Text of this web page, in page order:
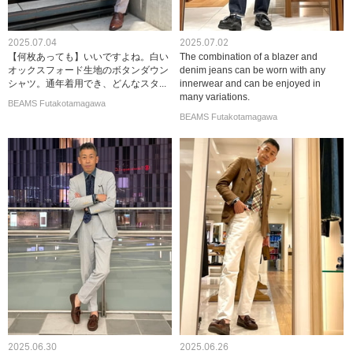
2025.07.04
【何枚あっても】いいですよね。白い
オックスフォード生地のボタンダウン
シャツ。通年着用でき、どんなスタ...
BEAMS Futakotamagawa
2025.07.02
The combination of a blazer and
denim jeans can be worn with any
innerwear and can be enjoyed in
many variations.
BEAMS Futakotamagawa
2025.06.30 2025.06.26